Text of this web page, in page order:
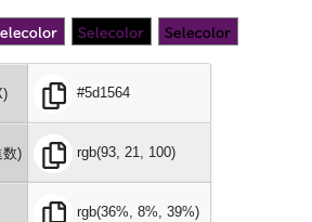
#5d1564
数) rgb(93, 21, 100)
rgb(36%, 8%, 39%)